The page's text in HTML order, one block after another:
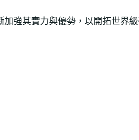
加強其實力與優勢，以開拓世界